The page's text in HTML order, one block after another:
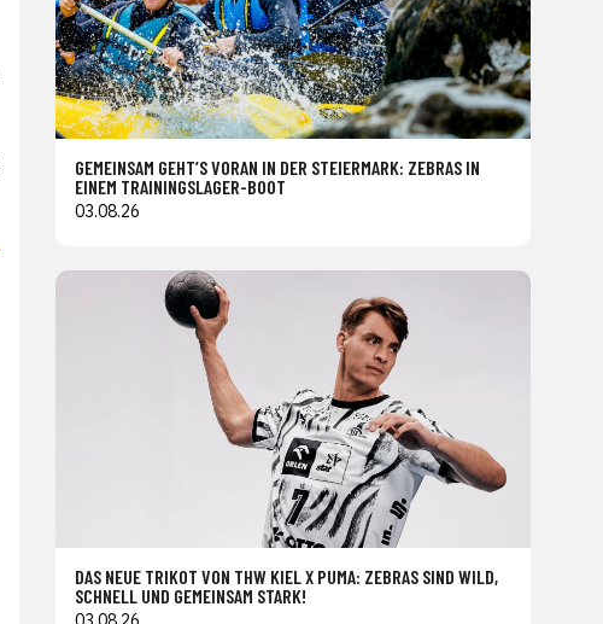
GEMEINSAM GEHT’S VORAN IN DER STEIERMARK: ZEBRAS IN
EINEM TRAININGSLAGER-BOOT
03.08.26
DAS NEUE TRIKOT VON THW KIEL X PUMA: ZEBRAS SIND WILD,
SCHNELL UND GEMEINSAM STARK!